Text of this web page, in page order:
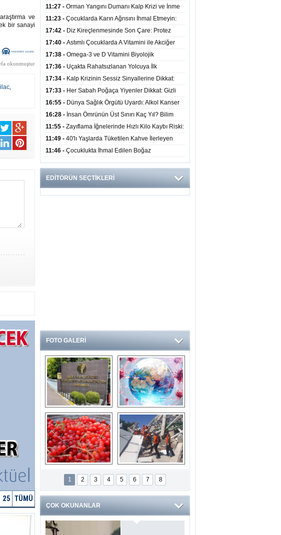
ve
bir sanayi
okunmuştur
ilac,
25 TÜMÜ
Oluşumunu Tetikliyor
11:27 - Orman Yangını Dumanı Kalp Krizi ve İnme
Riskini Artırıyor
11:23 - Çocuklarda Karın Ağrısını İhmal Etmeyin:
Apandisit Habercisi Olabilir
17:42 - Diz Kireçlenmesinde Son Çare: Protez
Ameliyatı İle Yaşam Kalitesi Artıyor
17:40 - Astımlı Çocuklarda A Vitamini ile Akciğer
Hacmi Arasında Bağlantı Bulundu
17:38 - Omega-3 ve D Vitamini Biyolojik
Yaşlanmayı Yavaşlatabilir
17:36 - Uçakta Rahatsızlanan Yolcuya İlk
Müdahale Sağlık Bakanı Memişoğlu'ndan Geldi
17:34 - Kalp Krizinin Sessiz Sinyallerine Dikkat:
Yalnızca Göğüs Ağrısıyla Gelmiyor
17:33 - Her Sabah Poğaça Yiyenler Dikkat: Gizli
Şeker ve Yağ Yükü Kalbi ve Bağırsakları Tehdit
Ediyor
16:55 - Dünya Sağlık Örgütü Uyardı: Alkol Kanser
Riskini Doğrudan Artırıyor
16:28 - İnsan Ömrünün Üst Sınırı Kaç Yıl? Bilim
İnsanlarından Yeni Yaşam Süresi Modeli
11:55 - Zayıflama İğnelerinde Hızlı Kilo Kaybı Riski:
Uzmanlar Hekim Kontrolü Şart Diyor
11:49 - 40'lı Yaşlarda Tüketilen Kahve İlerleyen
Yıllarda Zihinsel ve Fiziksel Sağlığı Koruyor
11:46 - Çocuklukta İhmal Edilen Boğaz
Enfeksiyonu İleride Kalp Kapağını Bozabiliyor
EDİTÖRÜN SEÇTİKLERİ
FOTO GALERİ
Ve burası da bir
devlet hastanesi
14 soruda
Koronavirüs
hakkında kendinizi
test edin...
Gilaburu meyvesi
kanserden koruyor
Endonezya’daki
deprem: Ölü sayısı
bin 203'e yükseldi
1 2 3 4 5 6 7 8
ÇOK OKUNANLAR